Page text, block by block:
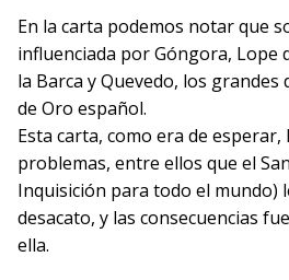
En la carta podemos notar que
influenciada por Góngora, Lope
la Barca y Quevedo, los
de Oro español.
Esta carta, como era de
problemas, entre ellos que el
Inquisición para todo el mundo)
desacato, y las consecuencias
ella.